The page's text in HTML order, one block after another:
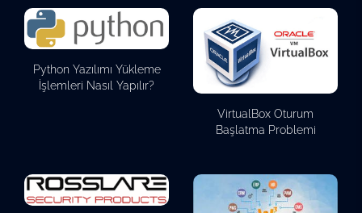
Python Yazılımı Yükleme
İşlemleri Nasıl Yapılır?
VirtualBox Oturum
Başlatma Problemi